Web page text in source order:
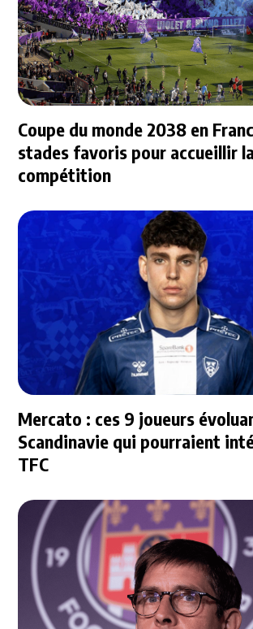
Coupe du monde 2038 en
stades favoris pour accueillir la
compétition
Mercato : ces 9 joueurs
Scandinavie qui pourraient
TFC